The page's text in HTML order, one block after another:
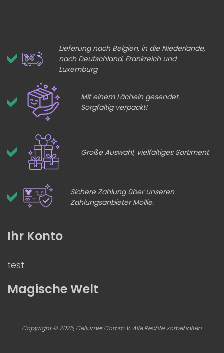
Lieferung nach Belgien, in die Niederlande,
nach Deutschland, Frankreich und
Luxemburg
Mit einem Lächeln gesendet.
Sorgfältig verpackt!
Große Auswahl, vielfältiges Sortiment
Sichere Zahlung über unseren
Zahlungsanbieter Mollie.
Magische Welt
Ihr Konto
test
Copyright © 2025, Cellumer Comm V, Alle Rechte vorbehalten